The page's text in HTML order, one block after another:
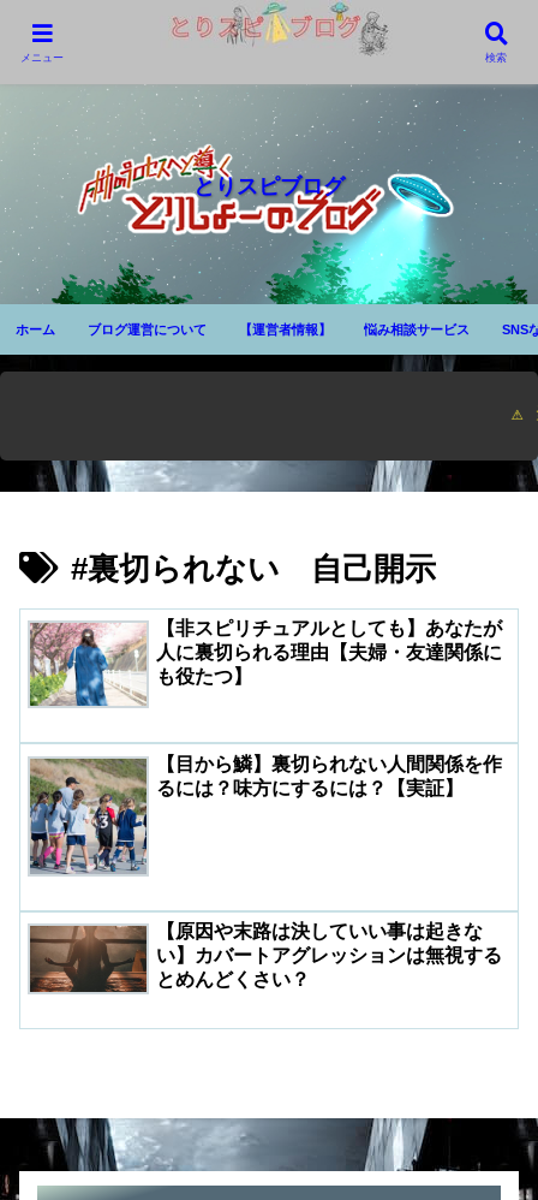
とりスピブログ
ホーム ブログ運営について 【運営者情報】 悩み相談サービス SNS
⚠ 当
#裏切られない 自己開示
【非スピリチュアルとしても】あなたが
人に裏切られる理由【夫婦・友達関係に
も役たつ】
【目から鱗】裏切られない人間関係を作
るには？味方にするには？【実証】
【原因や末路は決していい事は起きな
い】カバートアグレッションは無視する
とめんどくさい？
メニュー 検索